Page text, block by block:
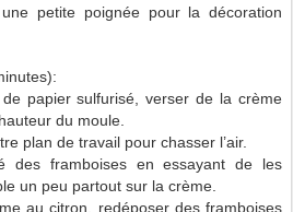
petite poignée pour la décoration
papier sulfurisé, verser de la crème
du moule.
plan de travail pour chasser l’air.
des framboises en essayant de les
un peu partout sur la crème.
au citron, redéposer des framboises